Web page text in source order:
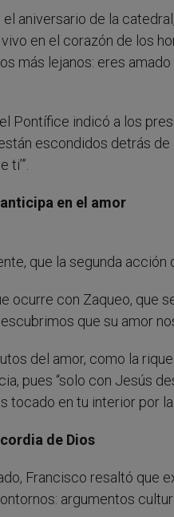
el aniversario de la
en el corazón de los
más lejanos: eres
Pontífice indicó a los
escondidos detrás de
en el amor
que la segunda acción
ocurre con Zaqueo, que
que su amor
del amor, como la
pues “solo con Jesús
tocado en tu interior por
de Dios
Francisco resaltó que
argumentos